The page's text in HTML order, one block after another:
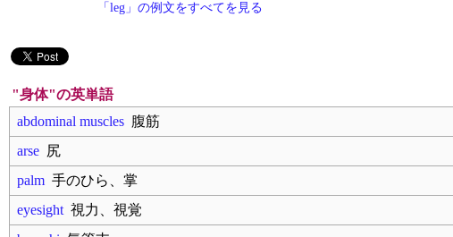
「leg」の例文をすべてを見る
"身体"の英単語
abdominal muscles 腹筋
arse 尻
palm 手のひら、掌
eyesight 視力、視覚